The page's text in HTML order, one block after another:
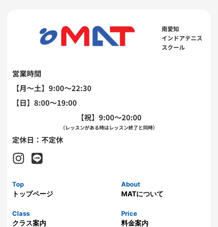
南愛知
インドアテニス
スクール
営業時間
【月〜土】9:00～22:30
【日】8:00～19:00
【祝】9:00～20:00
（レッスンがある時はレッスン終了と同時）
定休日：不定休
Top
トップページ
About
MATについて
Class
クラス案内
Price
料金案内